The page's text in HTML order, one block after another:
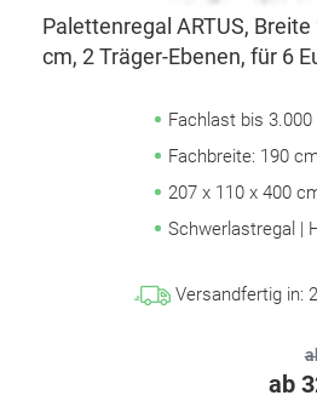
Palettenregal ARTUS,
cm, 2 Träger-Ebenen, für 6
Fachlast bis 3.000
Fachbreite: 190
207 x 110 x 400
Schwerlastregal |
Versandfertig in: 2
ab